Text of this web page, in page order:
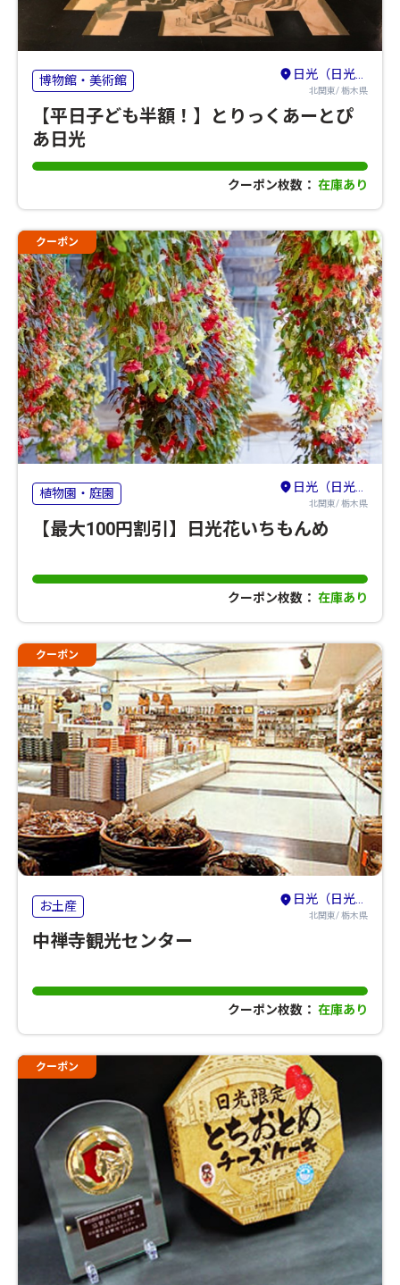
博物館・美術館 日光（日光・鬼怒川・湯西川・今市・足尾）
北関東/ 栃木県
【平日子ども半額！】とりっくあーとぴ
あ日光
クーポン枚数： 在庫あり
クーポン
植物園・庭園 日光（日光・鬼怒川・湯西川・今市・足尾）
北関東/ 栃木県
【最大100円割引】日光花いちもんめ
クーポン枚数： 在庫あり
クーポン
お土産 日光（日光・鬼怒川・湯西川・今市・足尾）
北関東/ 栃木県
中禅寺観光センター
クーポン枚数： 在庫あり
クーポン